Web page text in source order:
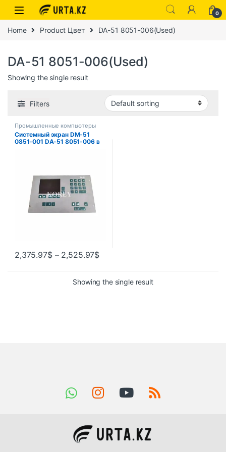
0
Home Product Цвет DA-51 8051-006(Used)
DA-51 8051-006(Used)
Showing the single result
Filters
Промышленные компьютеры
Системный экран DM-51
0851-001 DA-51 8051-006 в
2,375.97$– 2,525.97$
Showing the single result